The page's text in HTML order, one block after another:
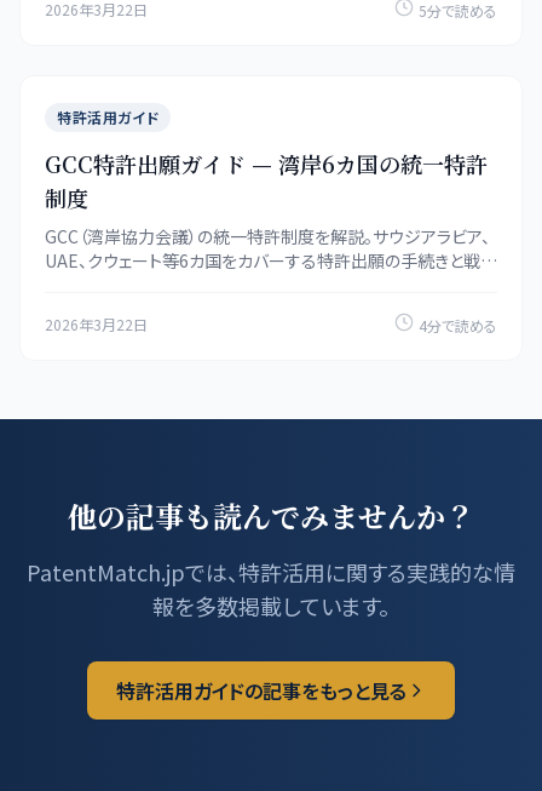
2026年3月22日 5分で読める
特許活用ガイド
GCC特許出願ガイド — 湾岸6カ国の統一特許
制度
GCC（湾岸協力会議）の統一特許制度を解説。サウジアラビア、
UAE、クウェート等6カ国をカバーする特許出願の手続きと戦
2026年3月22日 4分で読める
他の記事も読んでみませんか？
PatentMatch.jpでは、特許活用に関する実践的な情
報を多数掲載しています。
特許活用ガイドの記事をもっと見る